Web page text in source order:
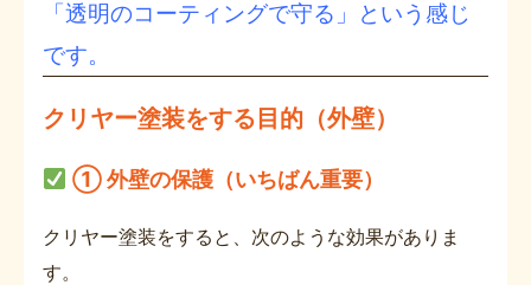
「透明のコーティングで守る」という感じ
です。
クリヤー塗装をする目的（外壁）
① 外壁の保護（いちばん重要）
クリヤー塗装をすると、次のような効果がありま
す。